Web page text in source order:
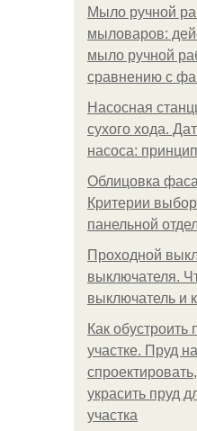
Мыло ручной
мыловаров:
мыло ручной
сравнению с
Насосная
сухого хода.
насоса:
Облицовка
Критерии
панельной
Проходной
выключателя.
выключатель и
Как обустроить
участке. Пруд
украсить пруд
участка